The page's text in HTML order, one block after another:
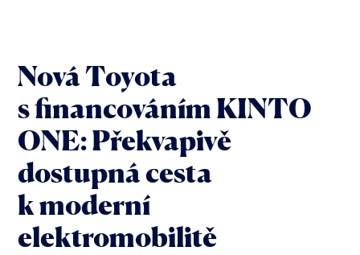
Nová Toyota
s financováním KINTO
ONE: Překvapivě
dostupná cesta
k moderní
elektromobilitě